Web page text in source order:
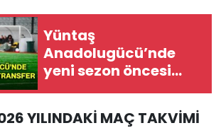
Yüntaş
Anadolugücü’nde
yeni sezon öncesi
transfer bombası!
YILINDAKİ MAÇ TAKVİMİ